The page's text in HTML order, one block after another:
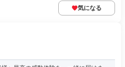
気になる